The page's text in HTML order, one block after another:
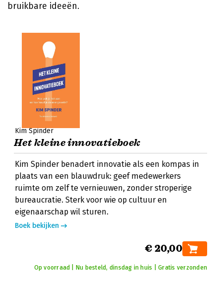
bruikbare ideeën.
Kim Spinder
Het kleine innovatieboek
Kim Spinder benadert innovatie als een kompas in
plaats van een blauwdruk: geef medewerkers
ruimte om zelf te vernieuwen, zonder stroperige
bureaucratie. Sterk voor wie op cultuur en
eigenaarschap wil sturen.
Boek bekijken
€ 20,00
Op voorraad | Nu besteld, dinsdag in huis | Gratis verzonden